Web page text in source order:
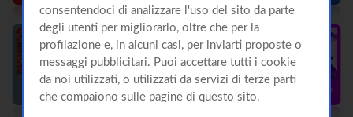
consentendoci di analizzare l'uso del sito da parte
degli utenti per migliorarlo, oltre che per la
profilazione e, in alcuni casi, per inviarti proposte o
messaggi pubblicitari. Puoi accettare tutti i cookie
da noi utilizzati, o utilizzati da servizi di terze parti
che compaiono sulle pagine di questo sito,
premendo il pulsante "Accetta tutti i cookie"